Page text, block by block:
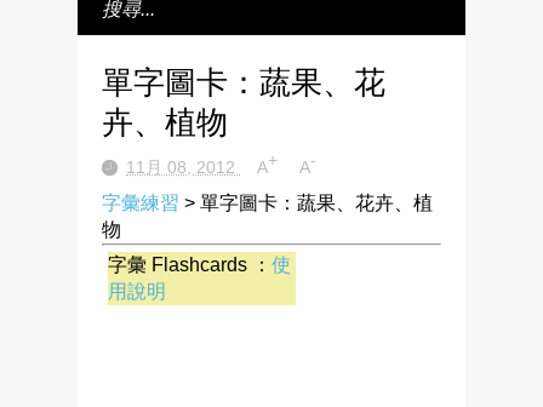
單字圖卡：蔬果、花
卉、植物
11月 08, 2012 A+ A-
字彙練習 > 單字圖卡：蔬果、花卉、植
物
字彙 Flashcards ： 使
用說明